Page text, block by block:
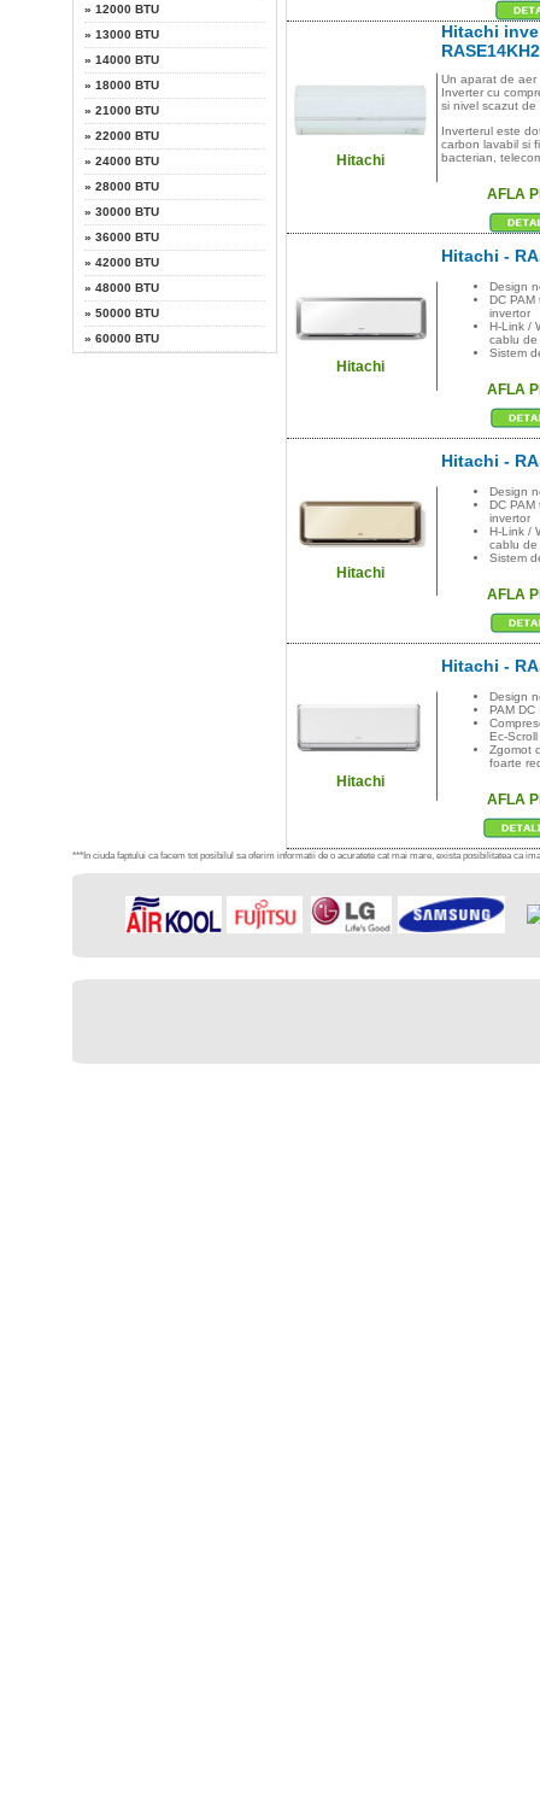
» 12000 BTU
» 13000 BTU
» 14000 BTU
» 18000 BTU
» 21000 BTU
» 22000 BTU
» 24000 BTU
» 28000 BTU
» 30000 BTU
» 36000 BTU
» 42000 BTU
» 48000 BTU
» 50000 BTU
» 60000 BTU
Hitachi
Hitachi
Un aparat de aer
Inverter cu
si nivel scazut de
Inverterul este
carbon lavabil si
bacterian,
AFLA
Hitachi
Hitachi -
Design
DC PAM
invertor
H-Link /
cablu de
Sistem
AFLA
Hitachi
Hitachi -
Design
DC PAM
invertor
H-Link /
cablu de
Sistem
AFLA
Hitachi
Hitachi -
Design
PAM DC
Ec-Scroll
Zgomot
foarte
AFLA
***In ciuda faptului ca facem tot posibilul sa oferim informatii de o acuratete cat mai mare, exista posibilitatea ca